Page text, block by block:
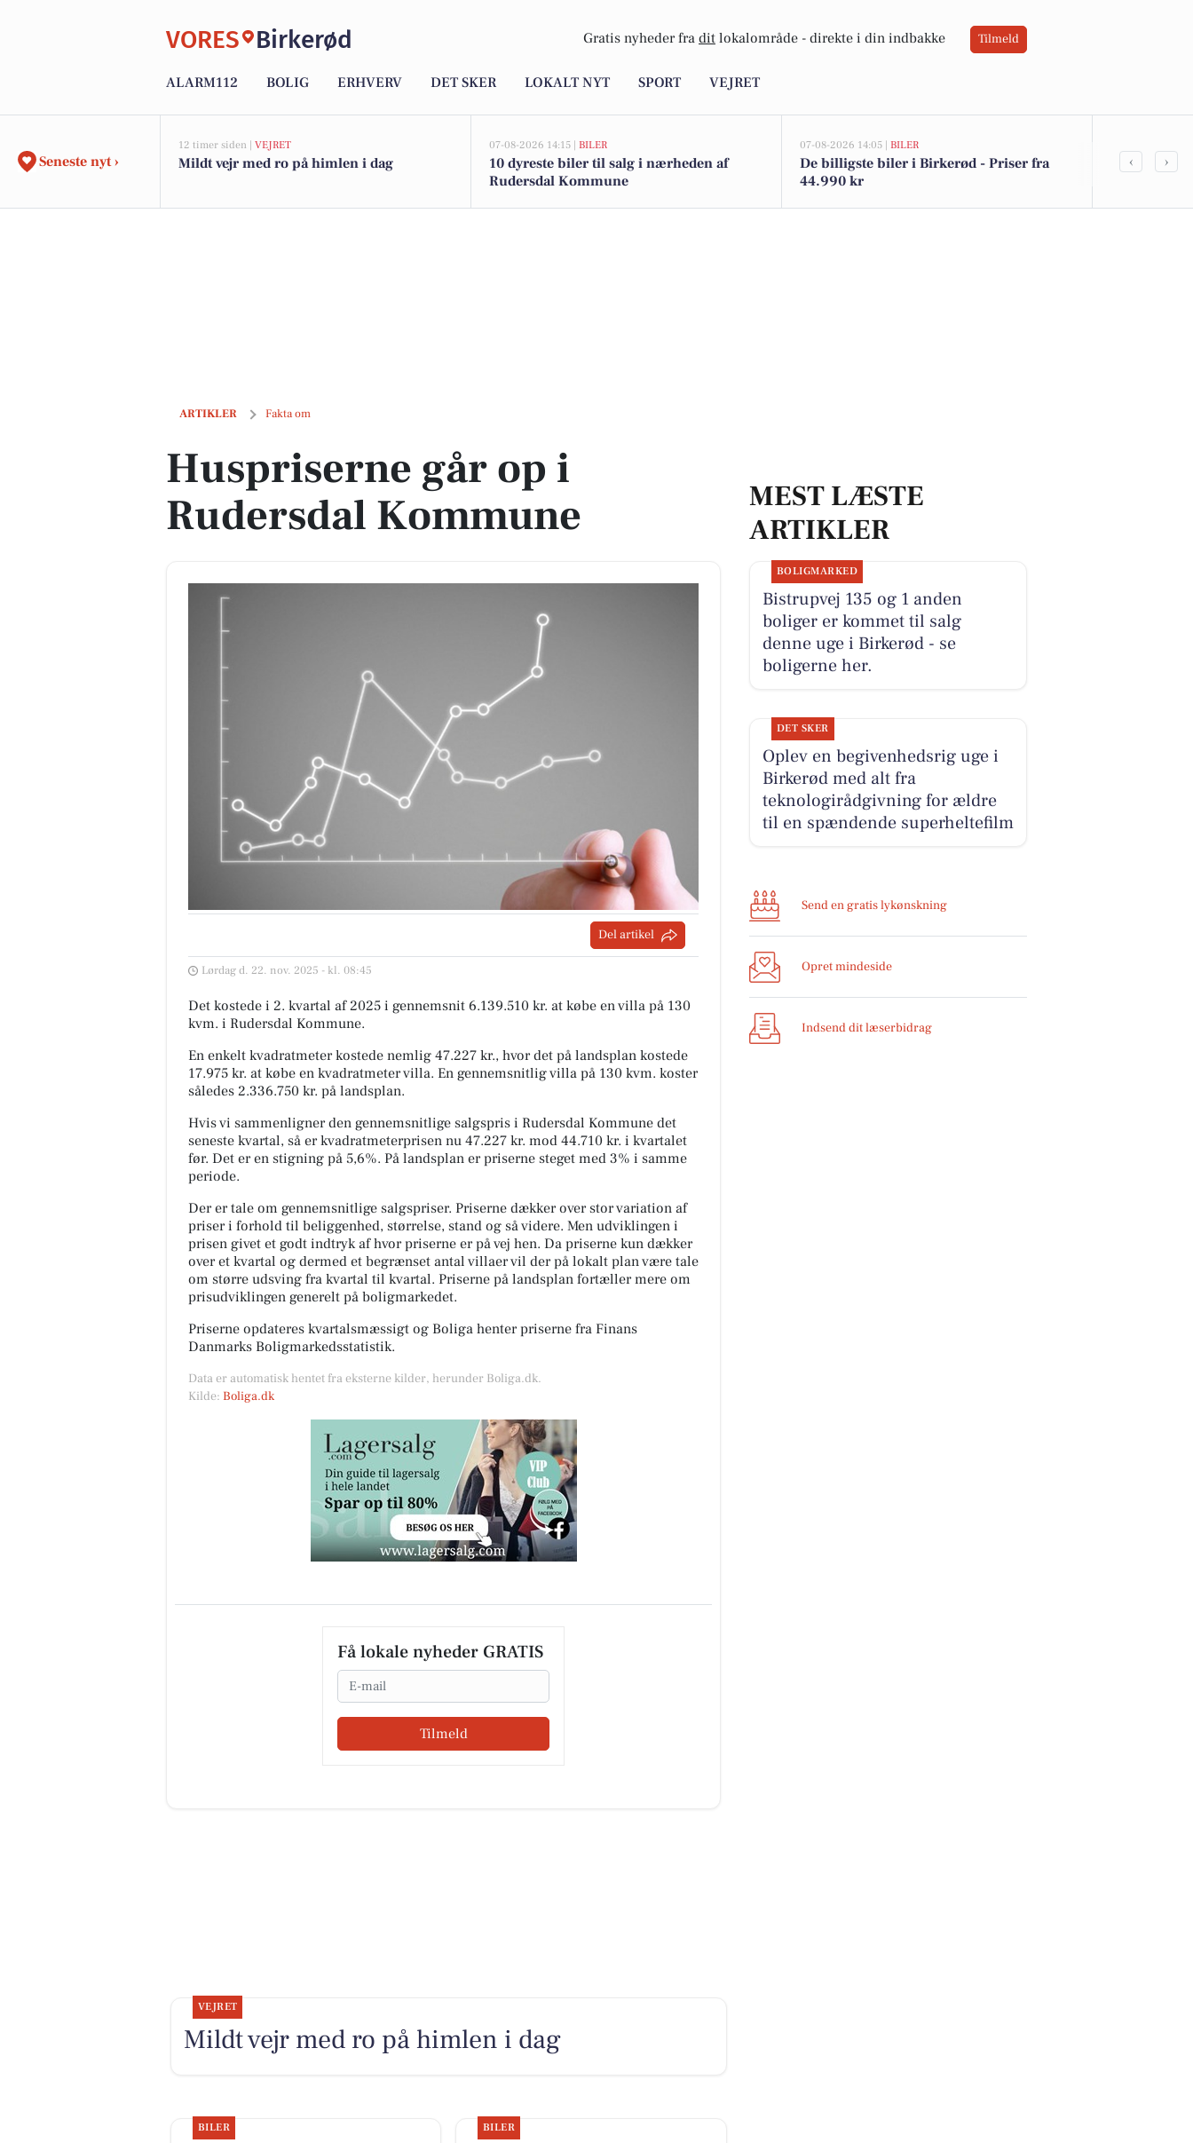
VORES Birkerød Gratis nyheder fra dit lokalområde - direkte i din indbakke Tilmeld
ALARM112 BOLIG ERHVERV DET SKER LOKALT NYT SPORT VEJRET
Seneste nyt ›
12 timer siden | VEJRET
Mildt vejr med ro på himlen i dag
07-08-2026 14:15 | BILER
10 dyreste biler til salg i nærheden af
Rudersdal Kommune
07-08-2026 14:05 | BILER
De billigste biler i Birkerød - Priser fra
44.990 kr
Savner du
‹ ›
ARTIKLER Fakta om
Huspriserne går op i Rudersdal Kommune
Huspriserne går op i
Rudersdal Kommune
Del artikel
Lørdag d. 22. nov. 2025 - kl. 08:45
Det kostede i 2. kvartal af 2025 i gennemsnit 6.139.510 kr. at købe en villa på 130
kvm. i Rudersdal Kommune.
En enkelt kvadratmeter kostede nemlig 47.227 kr., hvor det på landsplan kostede
17.975 kr. at købe en kvadratmeter villa. En gennemsnitlig villa på 130 kvm. koster
således 2.336.750 kr. på landsplan.
Hvis vi sammenligner den gennemsnitlige salgspris i Rudersdal Kommune det
seneste kvartal, så er kvadratmeterprisen nu 47.227 kr. mod 44.710 kr. i kvartalet
før. Det er en stigning på 5,6%. På landsplan er priserne steget med 3% i samme
periode.
Der er tale om gennemsnitlige salgspriser. Priserne dækker over stor variation af
priser i forhold til beliggenhed, størrelse, stand og så videre. Men udviklingen i
prisen givet et godt indtryk af hvor priserne er på vej hen. Da priserne kun dækker
over et kvartal og dermed et begrænset antal villaer vil der på lokalt plan være tale
om større udsving fra kvartal til kvartal. Priserne på landsplan fortæller mere om
prisudviklingen generelt på boligmarkedet.
Priserne opdateres kvartalsmæssigt og Boliga henter priserne fra Finans
Danmarks Boligmarkedsstatistik.
Data er automatisk hentet fra eksterne kilder, herunder Boliga.dk.
Kilde: Boliga.dk
Få lokale nyheder GRATIS
Email
Tilmeld
MEST LÆSTE
ARTIKLER
BOLIGMARKED
Bistrupvej 135 og 1 anden
boliger er kommet til salg
denne uge i Birkerød - se
boligerne her.
DET SKER
Oplev en begivenhedsrig uge i
Birkerød med alt fra
teknologirådgivning for ældre
til en spændende superheltefilm
Send en gratis lykønskning
Opret mindeside
Indsend dit læserbidrag
VEJRET
Mildt vejr med ro på himlen i dag
BILER BILER